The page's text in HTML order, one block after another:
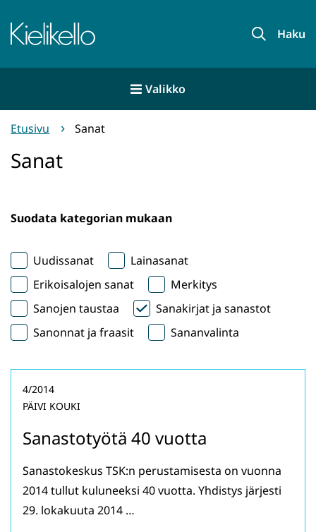
sisältöön
Etusivu Haku
Valikko
Etusivu Sanat
Sanat
Suodata kategorian mukaan
Uudissanat
Lainasanat
Erikoisalojen sanat
Merkitys
Sanojen taustaa
Sanakirjat ja sanastot
Sanonnat ja fraasit
Sananvalinta
Sanastotyötä 40 vuotta
4/2014
PÄIVI KOUKI
Sanastokeskus TSK:n perustamisesta on vuonna
2014 tullut kuluneeksi 40 vuotta. Yhdistys järjesti
29. lokakuuta 2014 …